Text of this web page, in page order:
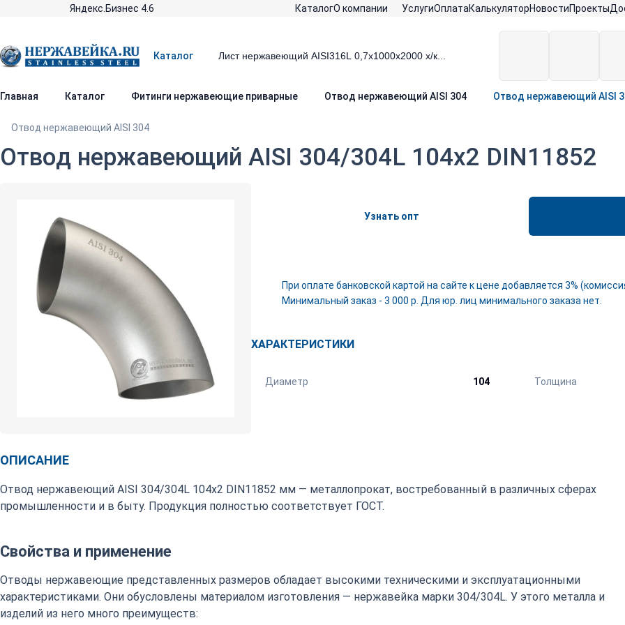
Яндекс.Бизнес 4.6 КаталогО компании УслугиОплатаКалькуляторНовостиПроекты
Каталог
Главная Каталог Фитинги нержавеющие приварные Отвод нержавеющий AISI 304 Отвод нержавеющий AISI
Отвод нержавеющий AISI 304
Отвод нержавеющий AISI 304/304L 104х2 DIN11852
Узнать опт
При оплате банковской картой на сайте к цене добавляется 3%
Минимальный заказ - 3 000 р. Для юр. лиц минимального заказа нет.
ХАРАКТЕРИСТИКИ
Диаметр 104 Толщина
ОПИСАНИЕ
Отвод нержавеющий AISI 304/304L 104х2 DIN11852 мм — металлопрокат, востребованный в различных сферах
промышленности и в быту. Продукция полностью соответствует ГОСТ.
Свойства и применение
Отводы нержавеющие представленных размеров обладает высокими техническими и эксплуатационными
характеристиками. Они обусловлены материалом изготовления — нержавейка марки 304/304L. У этого металла и
изделий из него много преимуществ: